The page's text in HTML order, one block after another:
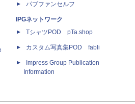
パブファンセルフ
IPGネットワーク
TシャツPOD pTa.shop
カスタム写真集POD fabli
Impress Group Publication
Information